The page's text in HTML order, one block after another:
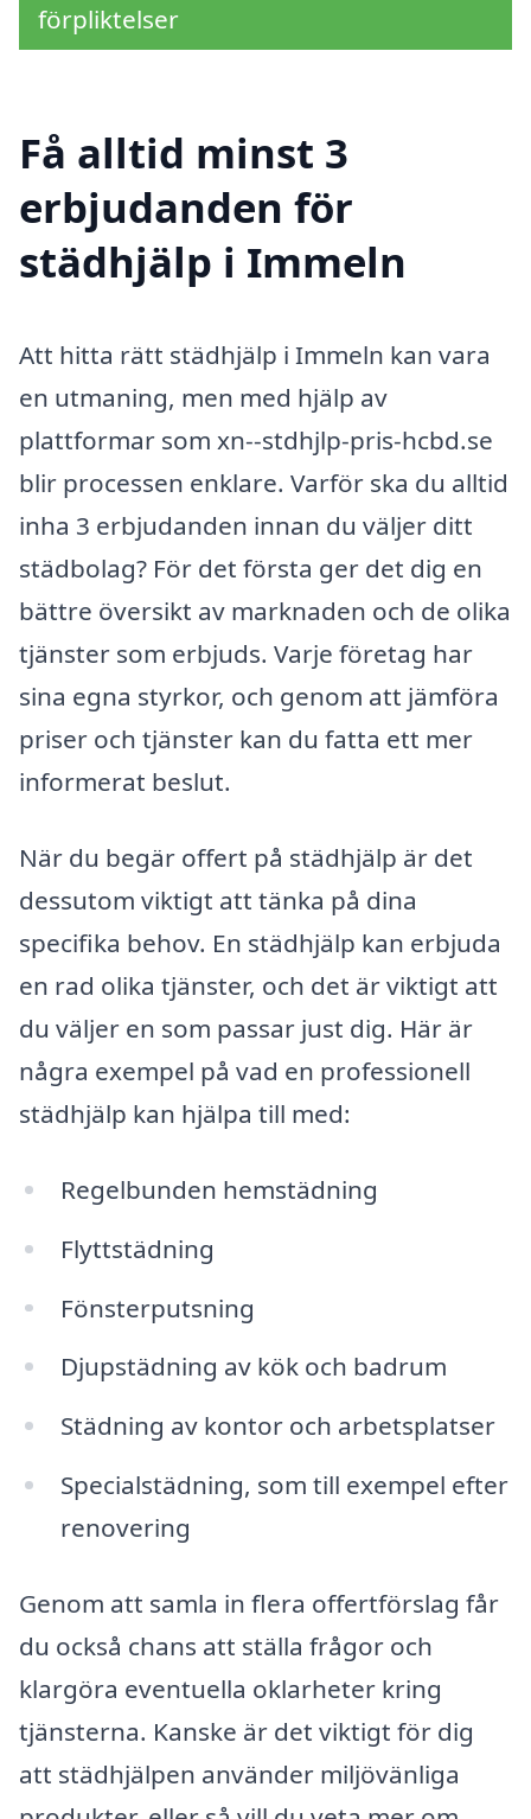
förpliktelser
Få alltid minst 3
erbjudanden för
städhjälp i Immeln
Att hitta rätt städhjälp i Immeln kan vara
en utmaning, men med hjälp av
plattformar som xn--stdhjlp-pris-hcbd.se
blir processen enklare. Varför ska du alltid
inha 3 erbjudanden innan du väljer ditt
städbolag? För det första ger det dig en
bättre översikt av marknaden och de olika
tjänster som erbjuds. Varje företag har
sina egna styrkor, och genom att jämföra
priser och tjänster kan du fatta ett mer
informerat beslut.
När du begär offert på städhjälp är det
dessutom viktigt att tänka på dina
specifika behov. En städhjälp kan erbjuda
en rad olika tjänster, och det är viktigt att
du väljer en som passar just dig. Här är
några exempel på vad en professionell
städhjälp kan hjälpa till med:
Regelbunden hemstädning
Flyttstädning
Fönsterputsning
Djupstädning av kök och badrum
Städning av kontor och arbetsplatser
Specialstädning, som till exempel efter
renovering
Genom att samla in flera offertförslag får
du också chans att ställa frågor och
klargöra eventuella oklarheter kring
tjänsterna. Kanske är det viktigt för dig
att städhjälpen använder miljövänliga